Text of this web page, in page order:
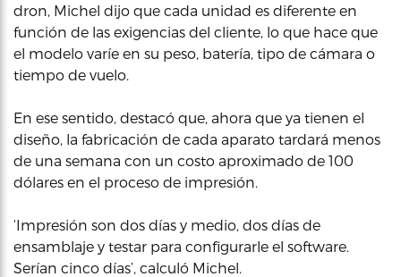
dron, Michel dijo que cada unidad es diferente en
función de las exigencias del cliente, lo que hace que
el modelo varíe en su peso, batería, tipo de cámara o
tiempo de vuelo.
En ese sentido, destacó que, ahora que ya tienen el
diseño, la fabricación de cada aparato tardará menos
de una semana con un costo aproximado de 100
dólares en el proceso de impresión.
‘Impresión son dos días y medio, dos días de
ensamblaje y testar para configurarle el software.
Serían cinco días’, calculó Michel.